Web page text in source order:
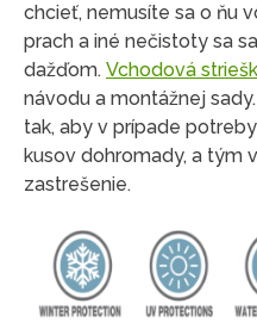
chcieť, nemusíte sa o ňu
prach a iné nečistoty sa
dažďom. Vchodová
návodu a montážnej
tak, aby v prípade
kusov dohromady, a tým
zastrešenie.